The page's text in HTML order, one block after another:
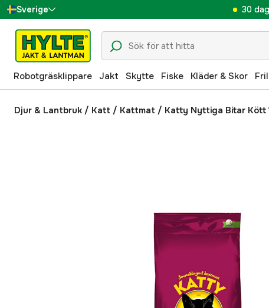
Sverige
Danmark
Suomi
Norge
Deutschland
30
Robotgräsklippare Jakt Skytte Fiske Kläder & Skor
Djur & Lantbruk / Katt / Kattmat / Katty Nyttiga Bitar Kött